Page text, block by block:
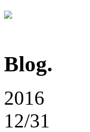
Blog.
2016
12/31